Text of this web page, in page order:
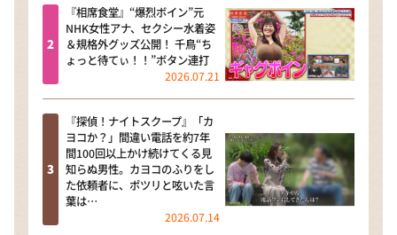
『相席食堂』“爆烈ボイン”元
NHK女性アナ、セクシー水着姿
＆規格外グッズ公開！ 千鳥“ち
ょっと待てぃ！！”ボタン連打
2026.07.21
『探偵！ナイトスクープ』「カ
ヨコか？」間違い電話を約7年
間100回以上かけ続けてくる見
知らぬ男性。カヨコのふりをし
た依頼者に、ポツリと呟いた言
葉は…
2026.07.14